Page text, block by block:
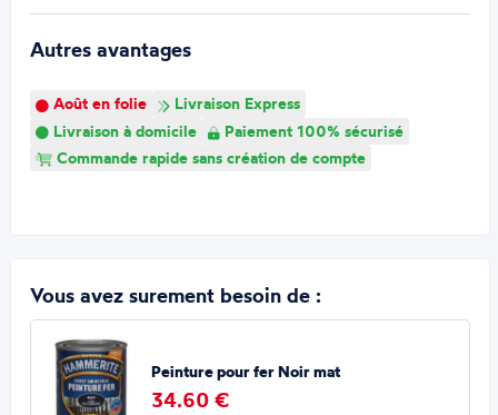
Autres avantages
Août en folie
Livraison Express
Livraison à domicile
Paiement 100% sécurisé
Commande rapide sans création de compte
Vous avez surement besoin de :
Peinture pour fer Noir mat
34.60 €